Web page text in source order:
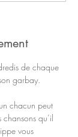
de chaque
garbay.
chacun peut
qu’il
vous